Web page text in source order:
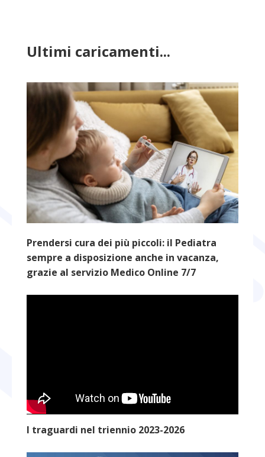
Ultimi caricamenti...
Prendersi cura dei più piccoli: il Pediatra
sempre a disposizione anche in vacanza,
grazie al servizio Medico Online 7/7
I traguardi nel triennio 2023-2026